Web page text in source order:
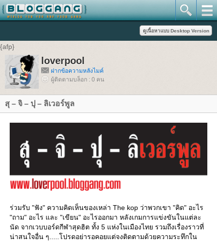
{afp}
loverpool
ฝากข้อความหลังไมค์
ผู้ติดตามบล็อก : 0 คน
สุ – จิ – ปุ – ลิเวอร์พูล
ร่วมรับ "ฟัง" ความคิดเห็นของเหล่า The kop ว่าพวกเขา "คิด" อะไร
"ถาม" อะไร และ "เขียน" อะไรออกมา หลังเกมการแข่งขันในแต่ละ
นัด จากเวบบอร์ดกีฬาสุดฮิต ทั้ง 5 แห่งในเมืองไทย รวมถึงเรื่องราวที่
น่าสนใจอื่น ๆ.....โปรดอย่ารอคอยแต่จงติดตามด้วยความระทึกใน